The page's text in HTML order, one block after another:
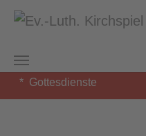
Zum Hauptinhalt springen
Sie sind hier:
Kirchspiel Oberes Spreetal
Gottesdienste